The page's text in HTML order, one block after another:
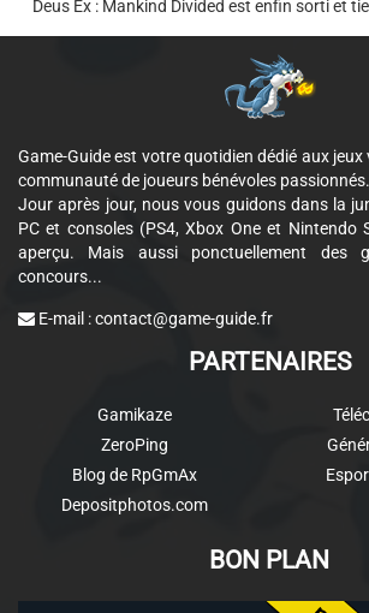
Deus Ex : Mankind Divided est enfin sorti et
Game-Guide est votre quotidien dédié aux jeux
communauté de joueurs bénévoles passionnés.
Jour après jour, nous vous guidons dans la
PC et consoles (PS4, Xbox One et Nintendo
aperçu. Mais aussi ponctuellement des
concours...
E-mail :contact@game-guide.fr
PARTENAIRES
Gamikaze
ZeroPing
Blog de RpGmAx
Depositphotos.com
BON PLAN